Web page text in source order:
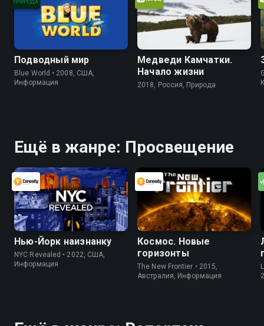
Подводный мир
Blue World • 2008, США,
Информация
Медведи Камчатки.
Начало жизни
2018, Россия, Природа
Ещё в жанре: Просвещение
Нью-Йорк наизнанку
NYC Revealed • 2022, США,
Информация
Космос. Новые
горизонты
The New Frontier • 2015,
Австралия, Информация